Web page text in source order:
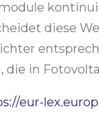
diese
in
eur-